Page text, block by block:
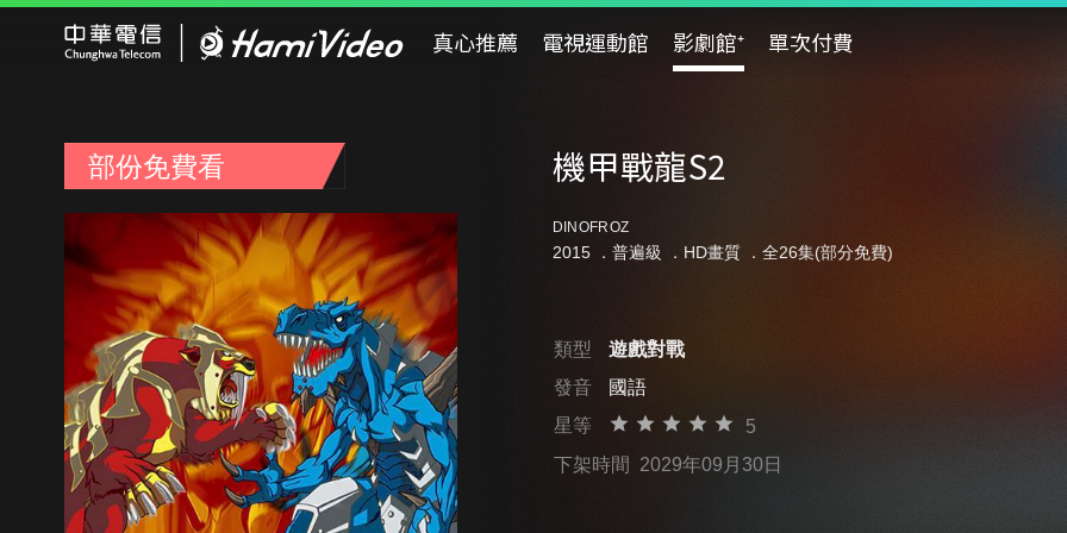
真心推薦 電視運動館 影劇館⁺ 單次付費
部份免費看 機甲戰龍S2
DINOFROZ
2015 ． 普遍級 ．HD畫質 ．全26集(部分免費)
類型
遊戲對戰
發音
國語
星等
5
下架時間 2029年09月30日